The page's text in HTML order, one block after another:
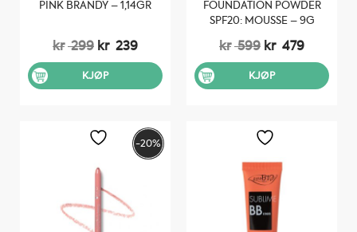
PINK BRANDY – 1,14GR
kr299 Opprinnelig
pris
var:
kr 299.
kr 239Nåværende
pris
kr 239.
KJØP
FOUNDATION POWDER
SPF20: MOUSSE – 9G
kr599 Opprinnelig
pris
var:
kr 599.
kr 479
pris
kr 479.
KJØP
-20%